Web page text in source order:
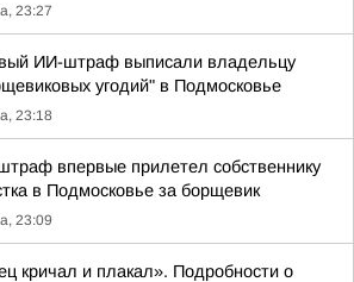
23:27
ИИ-штраф выписали владельцу
угодий" в Подмосковье
23:18
впервые прилетел собственнику
в Подмосковье за борщевик
23:09
кричал и плакал». Подробности о